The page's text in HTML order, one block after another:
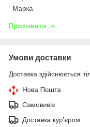
Марка
Приховати
Умови доставки
Доставка здійснюється
Нова Пошта
Самовивіз
Доставка кур'єром